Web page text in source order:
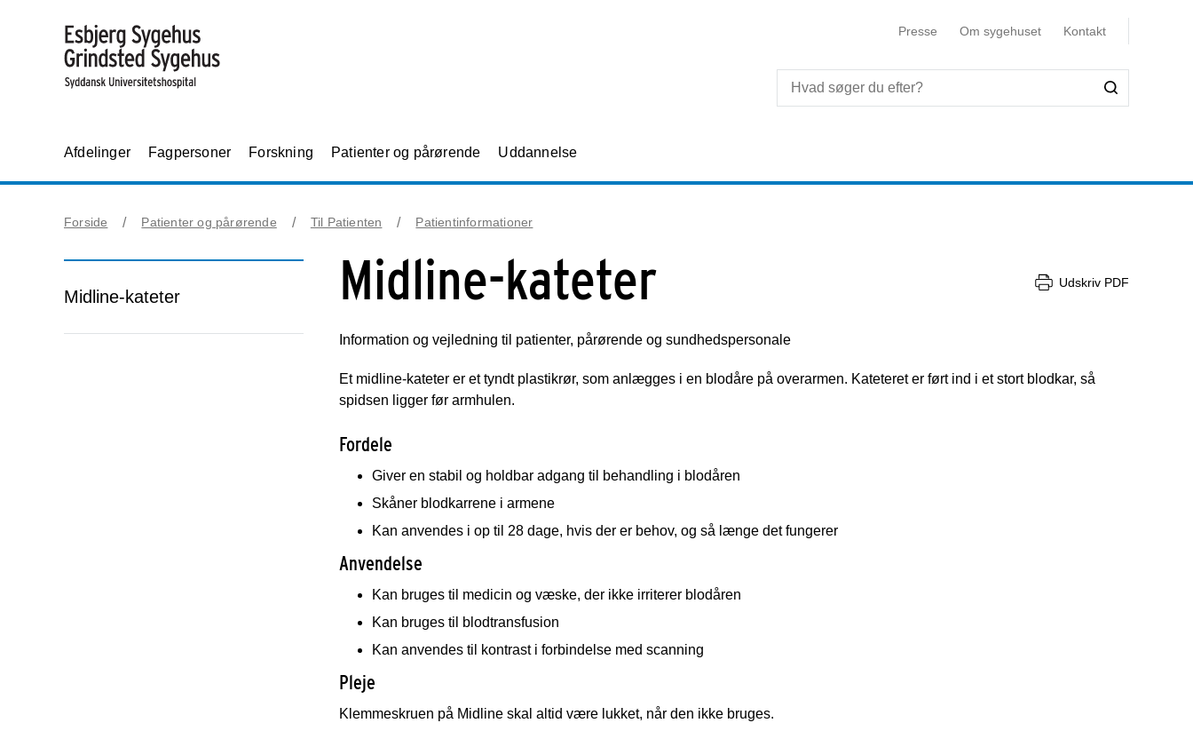
Presse Om sygehuset Kontakt
Afdelinger Fagpersoner Forskning Patienter og pårørende Uddannelse
Forside Patienter og pårørende Til Patienten Patientinformationer
Midline-kateter Midline-kateter Udskriv PDF
Information og vejledning til patienter, pårørende og sundhedspersonale
Et midline-kateter er et tyndt plastikrør, som anlægges i en blodåre på overarmen. Kateteret er ført ind i et stort blodkar, så
spidsen ligger før armhulen.
Fordele
Giver en stabil og holdbar adgang til behandling i blodåren
Skåner blodkarrene i armene
Kan anvendes i op til 28 dage, hvis der er behov, og så længe det fungerer
Anvendelse
Kan bruges til medicin og væske, der ikke irriterer blodåren
Kan bruges til blodtransfusion
Kan anvendes til kontrast i forbindelse med scanning
Pleje
Klemmeskruen på Midline skal altid være lukket, når den ikke bruges.